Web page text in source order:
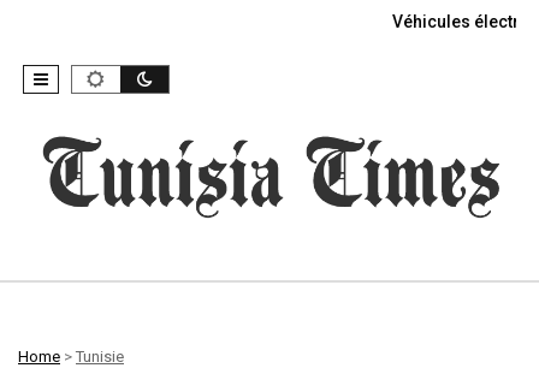
Véhicules
Home > Tunisie